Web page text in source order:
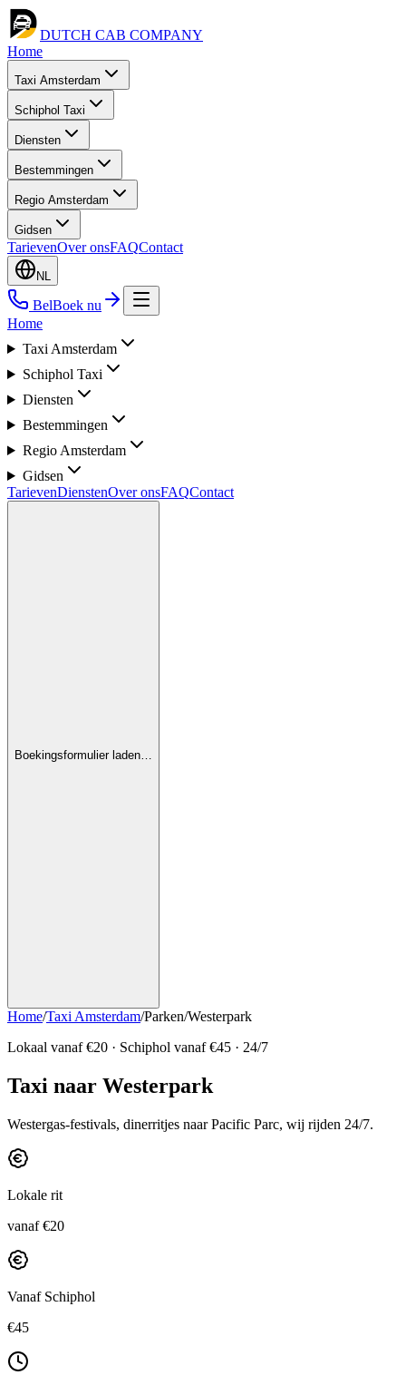
DUTCH CAB COMPANY
Home
Taxi Amsterdam
Schiphol Taxi
Diensten
Bestemmingen
Regio Amsterdam
Gidsen
TarievenOver onsFAQContact
NL
BelBoek nu
Home
Taxi Amsterdam
Schiphol Taxi
Diensten
Bestemmingen
Regio Amsterdam
Gidsen
TarievenDienstenOver onsFAQContact
Boekingsformulier laden…
Home/Taxi Amsterdam/Parken/Westerpark
Lokaal vanaf €20 · Schiphol vanaf €45 · 24/7
Taxi naar Westerpark
Westergas-festivals, dinerritjes naar Pacific Parc, wij rijden 24/7.
Lokale rit
vanaf €20
Vanaf Schiphol
€45